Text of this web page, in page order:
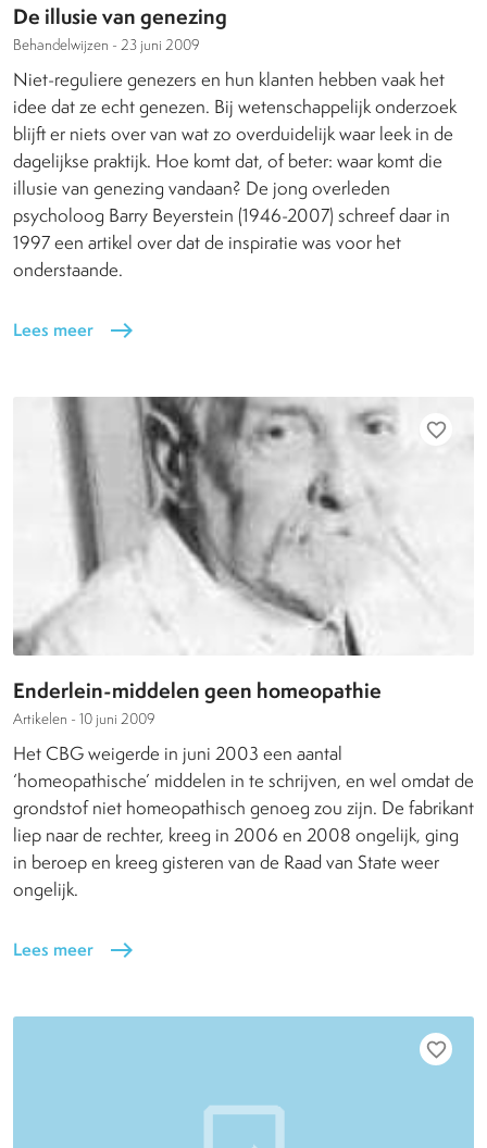
De illusie van genezing
Behandelwijzen - 23 juni 2009
Niet-reguliere genezers en hun klanten hebben vaak het
idee dat ze echt genezen. Bij wetenschappelijk onderzoek
blijft er niets over van wat zo overduidelijk waar leek in de
dagelijkse praktijk. Hoe komt dat, of beter: waar komt die
illusie van genezing vandaan? De jong overleden
psycholoog Barry Beyerstein (1946-2007) schreef daar in
1997 een artikel over dat de inspiratie was voor het
onderstaande.
Lees meer east
favorite_border
Enderlein-middelen geen homeopathie
Artikelen - 10 juni 2009
Het CBG weigerde in juni 2003 een aantal
‘homeopathische’ middelen in te schrijven, en wel omdat de
grondstof niet homeopathisch genoeg zou zijn. De fabrikant
liep naar de rechter, kreeg in 2006 en 2008 ongelijk, ging
in beroep en kreeg gisteren van de Raad van State weer
ongelijk.
Lees meer east
favorite_border